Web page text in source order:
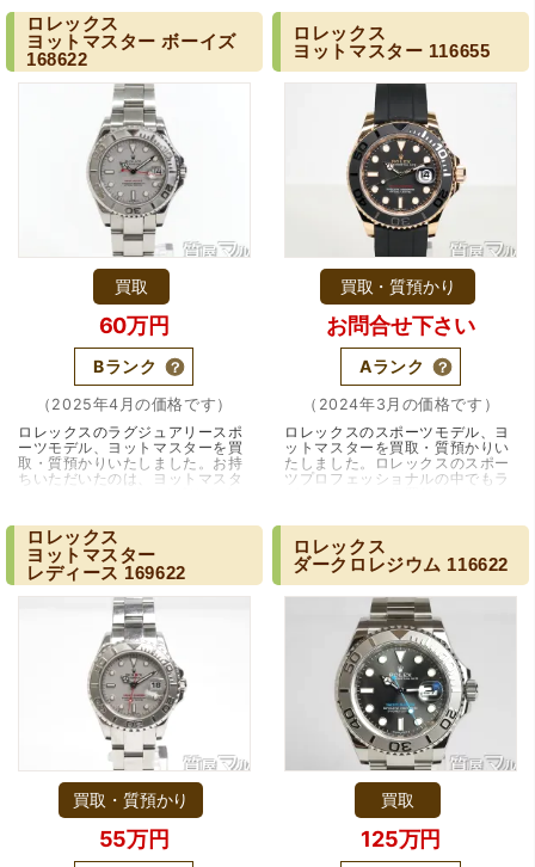
（大阪府大阪市）とても宝石に詳しく、また中古市場の仕
組みもお教えいただけ嬉しかったです。鑑別も素早く驚き
ました。宜しくお願いいたします。(楽器等、様々なジャン
ルに詳しいの流石の一言に尽きます)
（大阪府門真市）他店ではメール見積もりの時点で数千
円〜1万程度の見積もりでしたが、こちらのメールでの見積
もりは倍以上ちがうので利用させて頂きました。 対応も丁
寧で良かったです。
（大阪市東淀川区）出来るだけ安く買取られるのかな…?と
いう不安が最初は有りましたが、面倒な営業トークも一切
なく安心して任せられました。 ありがとうございます。
たイエローゴ…（大阪・豊中市）
やプラチナなどの…（大阪・豊中
市）
ロレックス
ヨットマスター ボーイズ
168622
買取
60万円
Bランク
（2025年4月の価格です）
ロレックスのラグジュアリースポ
ーツモデル、ヨットマスターを買
取・質預かりいたしました。お持
ちいただいたのは、ヨットマスタ
のダイバーズ…（大阪・吹田市）
ロレックス
ヨットマスター 116655
買取・質預かり
お問合せ下さい
Aランク
（2024年3月の価格です）
ロレックスのスポーツモデル、ヨ
ットマスターを買取・質預かりい
たしました。ロレックスのスポー
ツプロフェッショナルの中でもラ
マスターです。…（大阪市）
ロレックス
ヨットマスター
レディース 169622
買取・質預かり
55万円
ロレックス
ダークロレジウム 116622
買取
125万円